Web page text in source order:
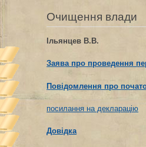
Очищення влади
Ільянцев В.В.
Заява про проведення
Повідомлення про
посилання на декларацію
Довідка